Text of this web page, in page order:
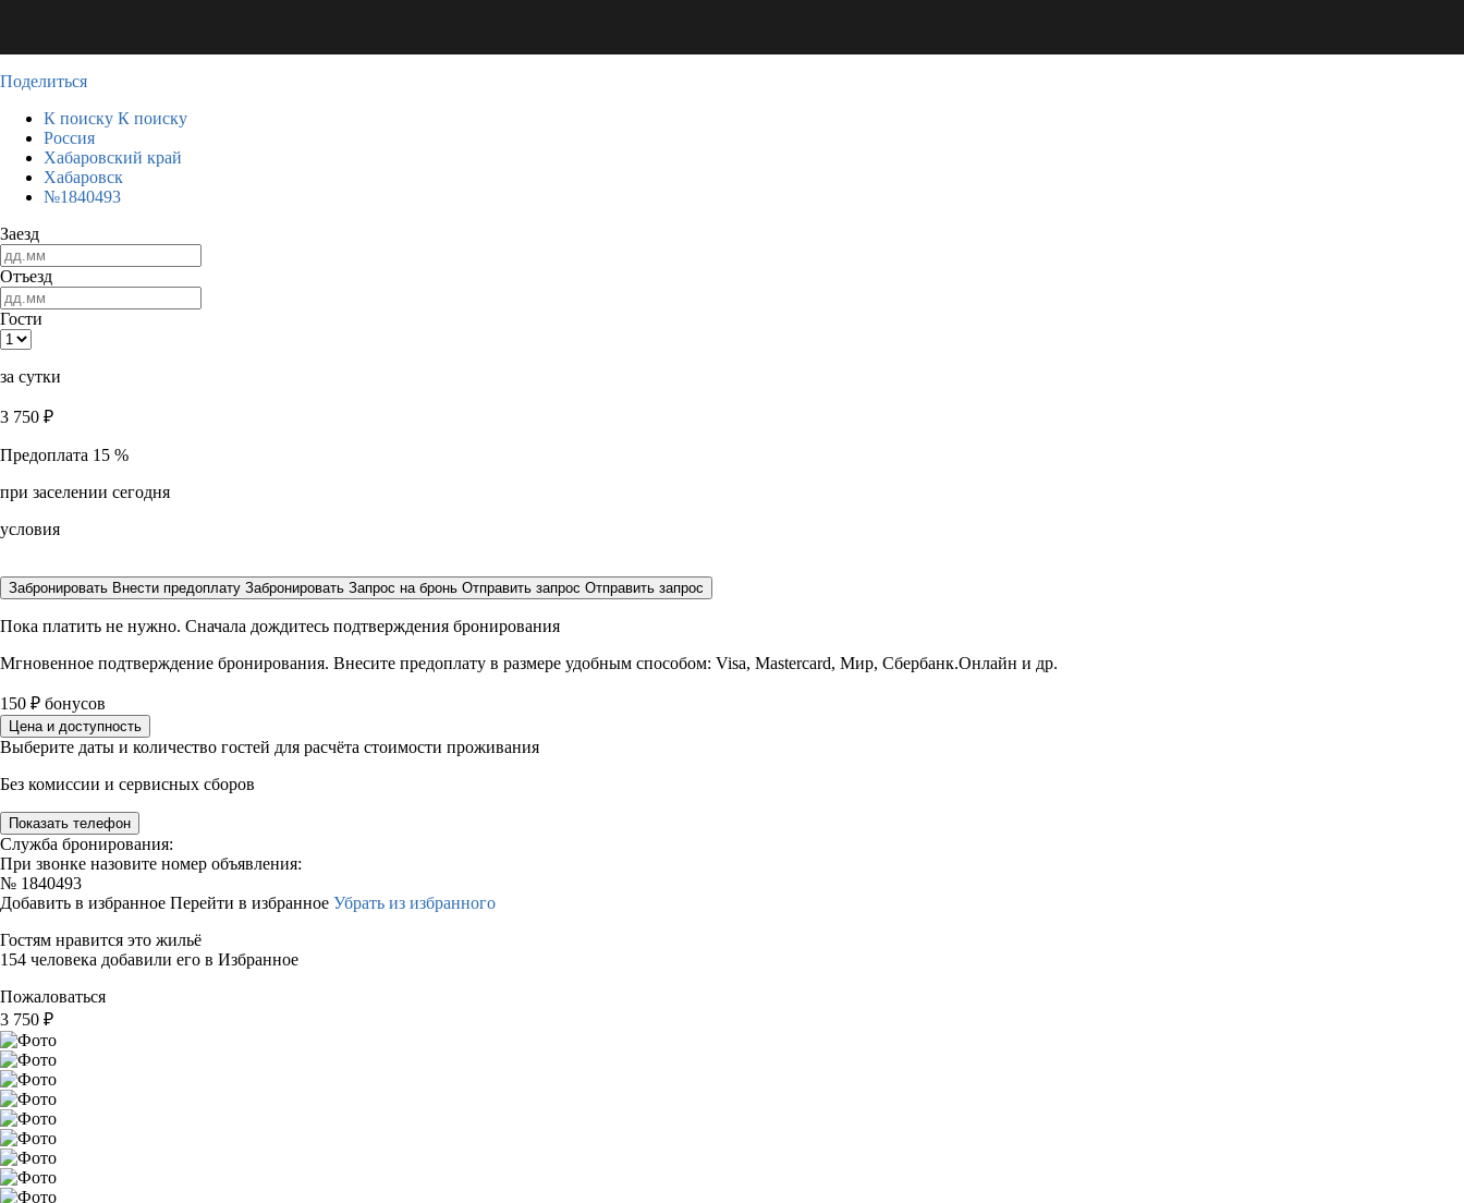
Поделиться
К поиску К поиску
Россия
Хабаровский край
Хабаровск
№1840493
Заезд
Отъезд
Гости
за сутки
3 750 ₽
Предоплата 15 %
при заселении сегодня
условия
Забронировать Внести предоплату Забронировать Запрос на бронь Отправить запрос Отправить запрос
Пока платить не нужно. Сначала дождитесь подтверждения бронирования
Мгновенное подтверждение бронирования. Внесите предоплату в размере удобным способом: Visa, Mastercard, Мир, Сбербанк.Онлайн и др.
150 ₽ бонусов
Цена и доступность
Выберите даты и количество гостей для расчёта стоимости проживания
Без комиссии и сервисных сборов
Показать телефон
Служба бронирования:
При звонке назовите номер объявления:
№ 1840493
Добавить в избранное Перейти в избранное Убрать из избранного
Гостям нравится это жильё
154 человека добавили его в Избранное
Пожаловаться
3 750 ₽